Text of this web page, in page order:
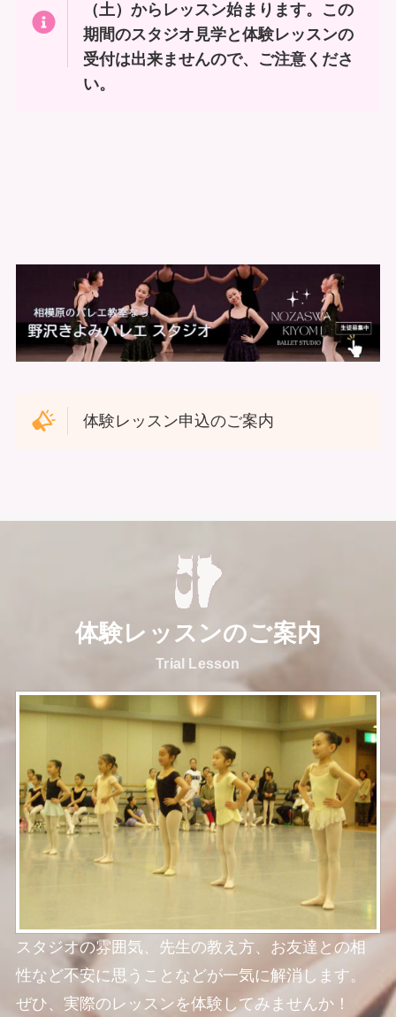
（土）からレッスン始まります。この
期間のスタジオ見学と体験レッスンの
受付は出来ませんので、ご注意くださ
い。
体験レッスン申込のご案内
体験レッスンのご案内
Trial Lesson
スタジオの雰囲気、先生の教え方、お友達との相
性など不安に思うことなどが一気に解消します。
ぜひ、実際のレッスンを体験してみませんか！